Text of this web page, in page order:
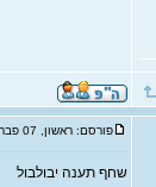
פורסם: ראשון, 07 פבר', 2010 1:45
שחף תענה יבולבול